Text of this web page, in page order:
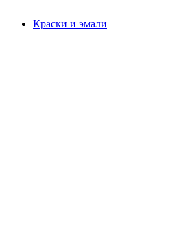
Краски и эмали